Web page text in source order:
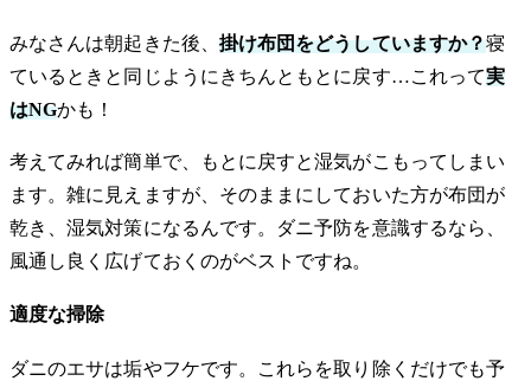
みなさんは朝起きた後、 掛け布団をどうしていますか？寝
ているときと同じようにきちんともとに戻す…これって実
はNGかも！
考えてみれば簡単で、もとに戻すと湿気がこもってしまい
ます。雑に見えますが、そのままにしておいた方が布団が
乾き、湿気対策になるんです。ダニ予防を意識するなら、
風通し良く広げておくのがベストですね。
適度な掃除
ダニのエサは垢やフケです。これらを取り除くだけでも予